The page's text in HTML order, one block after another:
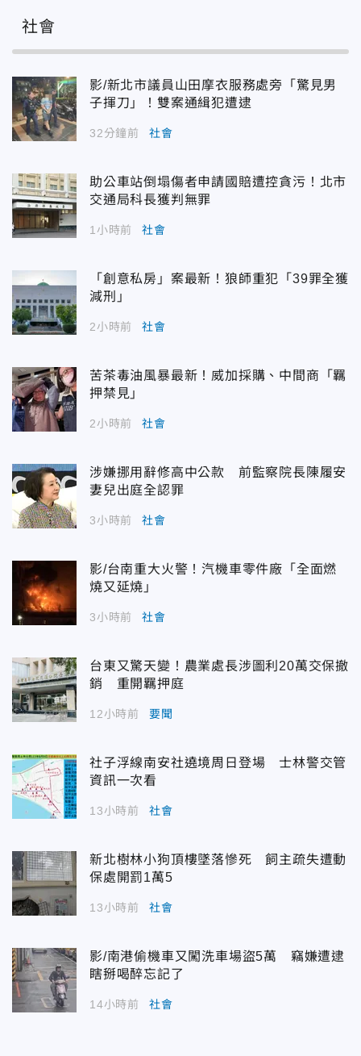
社會
影/新北市議員山田摩衣服務處旁「驚見男
子揮刀」！雙案通緝犯遭逮
32分鐘前 社會
助公車站倒塌傷者申請國賠遭控貪污！北市
交通局科長獲判無罪
1小時前 社會
「創意私房」案最新！狼師重犯「39罪全獲
減刑」
2小時前 社會
苦茶毒油風暴最新！威加採購、中間商「羈
押禁見」
2小時前 社會
涉嫌挪用辭修高中公款 前監察院長陳履安
妻兒出庭全認罪
3小時前 社會
影/台南重大火警！汽機車零件廠「全面燃
燒又延燒」
3小時前 社會
台東又驚天變！農業處長涉圖利20萬交保撤
銷 重開羈押庭
12小時前 要聞
社子浮線南安社遶境周日登場 士林警交管
資訊一次看
13小時前 社會
新北樹林小狗頂樓墜落慘死 飼主疏失遭動
保處開罰1萬5
13小時前 社會
影/南港偷機車又闖洗車場盜5萬 竊嫌遭逮
瞎掰喝醉忘記了
14小時前 社會